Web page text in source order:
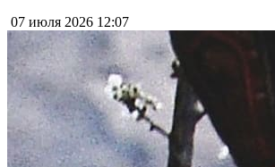
07 июля 2026 12:07